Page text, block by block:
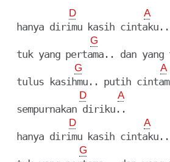
D A
  hanya dirimu kasih cintaku..
G
tuk yang pertama.. dan yang
G A
tulus kasihmu.. putih
D A
  sempurnakan diriku..
D A
  hanya dirimu kasih cintaku..
G